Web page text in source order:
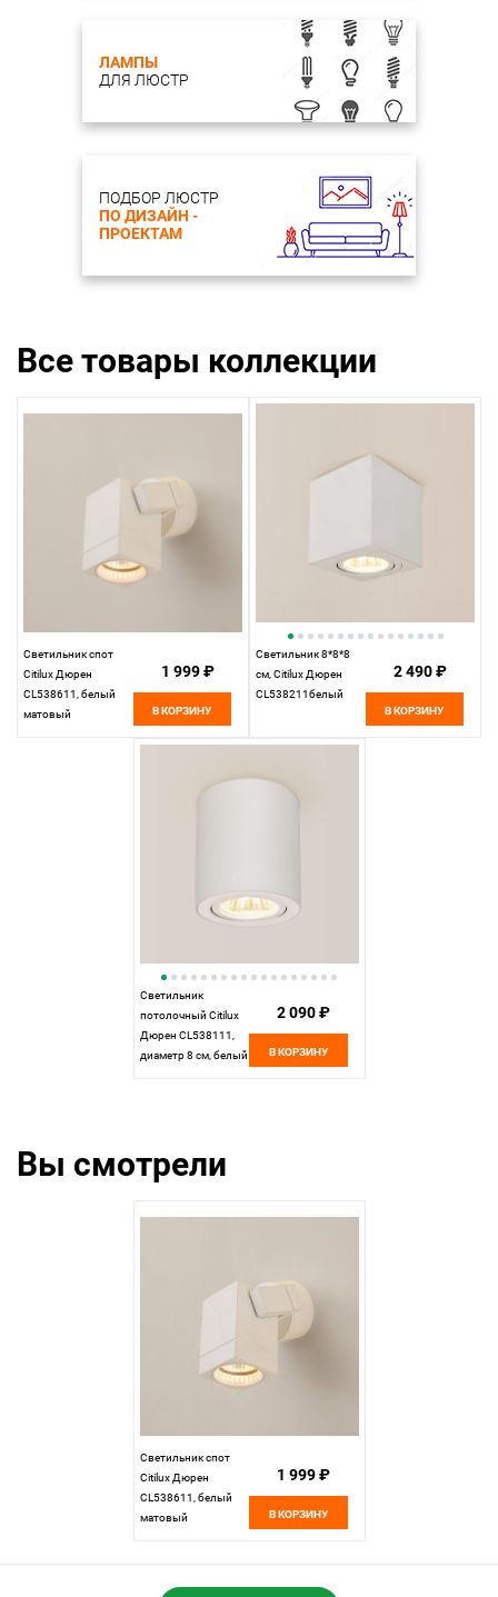
ЛАМПЫ
ДЛЯ ЛЮСТР
ПОДБОР ЛЮСТР
ПО ДИЗАЙН -
ПРОЕКТАМ
Все товары коллекции
Светильник спот
Citilux Дюрен
CL538611, белый
матовый
1 999 ₽
В КОРЗИНУ
Светильник 8*8*8
см, Citilux Дюрен
CL538211белый
2 490 ₽
В КОРЗИНУ
Светильник
потолочный Citilux
Дюрен CL538111,
диаметр 8 см, белый
2 090 ₽
В КОРЗИНУ
Вы смотрели
Светильник спот
Citilux Дюрен
CL538611, белый
матовый
1 999 ₽
В КОРЗИНУ